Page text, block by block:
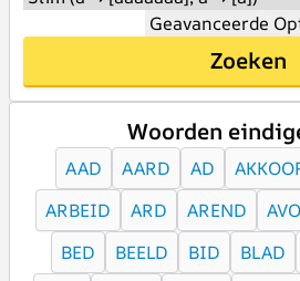
Geavanceerde
Zoeken
Woorden
AAD AARD AD
ARBEID
ARD AREND
BED
BEELD BID BLAD